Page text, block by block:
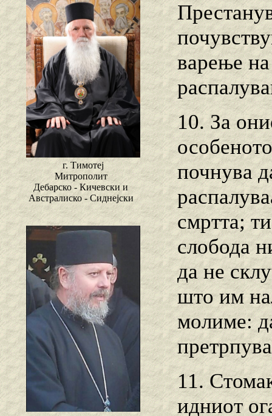
г. Тимотеј
Митрополит
Дебарско - Кичевски и
Австралиско - Сиднејски
варење
10. За
почнува
смртта;
слобода
да не
што им
молиме:
11.
идниот